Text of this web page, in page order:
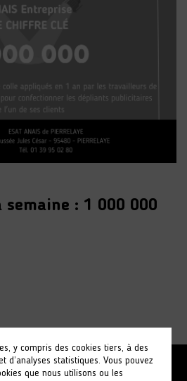
: 1 000 000
y compris des cookies tiers, à des
d’analyses statistiques. Vous pouvez
que nous utilisons ou les